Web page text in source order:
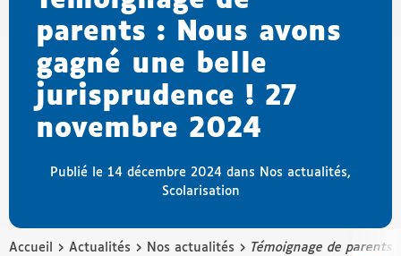
parents : Nous avons
gagné une belle
jurisprudence ! 27
novembre 2024
Publié le 14 décembre 2024 dans Nos actualités,
Scolarisation
Accueil › Actualités › Nos actualités › Témoignage de